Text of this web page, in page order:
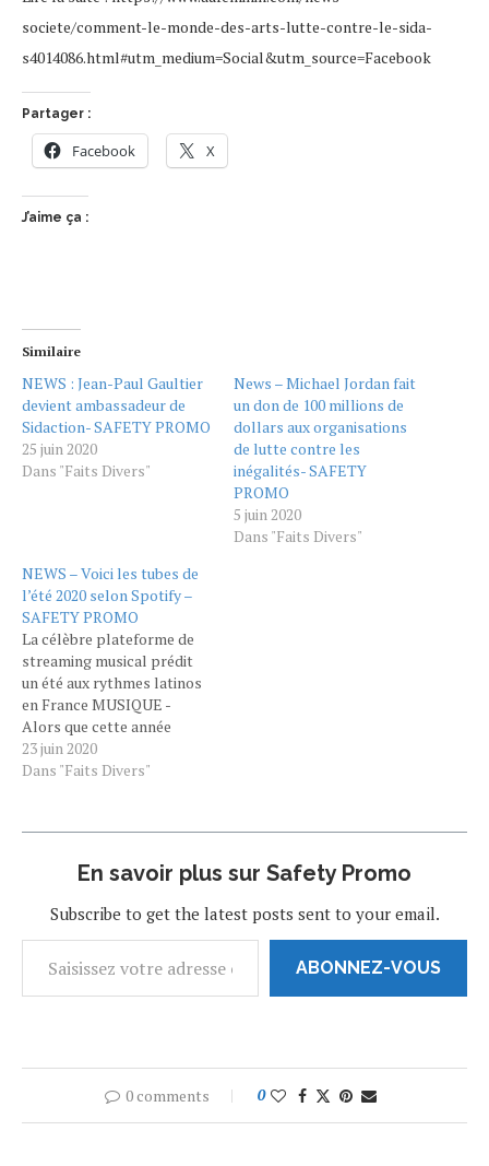
societe/comment-le-monde-des-arts-lutte-contre-le-sida-
s4014086.html#utm_medium=Social&utm_source=Facebook
Partager :
Facebook X
J’aime ça :
Similaire
NEWS : Jean-Paul Gaultier
devient ambassadeur de
Sidaction- SAFETY PROMO
25 juin 2020
Dans "Faits Divers"
News – Michael Jordan fait
un don de 100 millions de
dollars aux organisations
de lutte contre les
inégalités- SAFETY
PROMO
5 juin 2020
Dans "Faits Divers"
NEWS – Voici les tubes de
l’été 2020 selon Spotify –
SAFETY PROMO
La célèbre plateforme de
streaming musical prédit
un été aux rythmes latinos
en France MUSIQUE -
Alors que cette année
devrait être au rythme de la
distanciation sociale, la
fait part de ses prédictions
feront le plus vibrer cet été.
faite…
23 juin 2020
Dans "Faits Divers"
En savoir plus sur Safety Promo
Subscribe to get the latest posts sent to your email.
ABONNEZ-VOUS
0 comments 0